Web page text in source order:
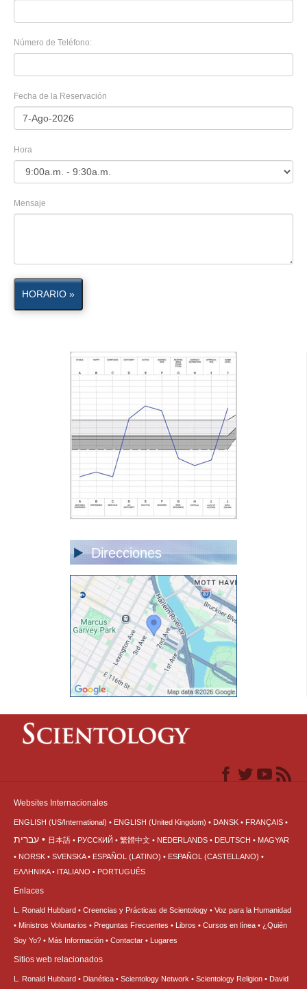
Número de Teléfono:
Fecha de la Reservación
Hora
Mensaje
HORARIO »
Direcciones
Websites Internacionales
ENGLISH (US/International) ENGLISH (United Kingdom) DANSK FRANÇAIS
עברית 日本語 РУССКИЙ 繁體中文 NEDERLANDS DEUTSCH
MAGYAR
NORSK
SVENSKA ESPAÑOL (LATINO)
ESPAÑOL (CASTELLANO)
ΕΛΛΗΝΙΚA
ITALIANO PORTUGUÊS
Enlaces
L. Ronald Hubbard Creencias y Prácticas de Scientology
Voz para la Humanidad
Ministros Voluntarios
Preguntas Frecuentes Libros Cursos en línea
¿Quién
Soy Yo?
Más Información Contactar Lugares
Sitios web relacionados
L. Ronald Hubbard Dianética Scientology Network Scientology Religion David